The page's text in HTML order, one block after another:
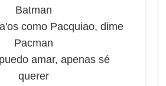
Batman
como Pacquiao, dime
Pacman
amar, apenas sé
querer